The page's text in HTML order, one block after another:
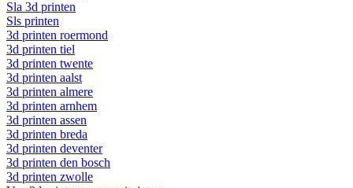
Sla 3d printen
Sls printen
3d printen roermond
3d printen tiel
3d printen twente
3d printen aalst
3d printen almere
3d printen arnhem
3d printen assen
3d printen breda
3d printen deventer
3d printen den bosch
3d printen zwolle